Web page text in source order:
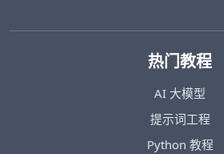
热门教程
AI 大模型
提示词工程
Python 教程